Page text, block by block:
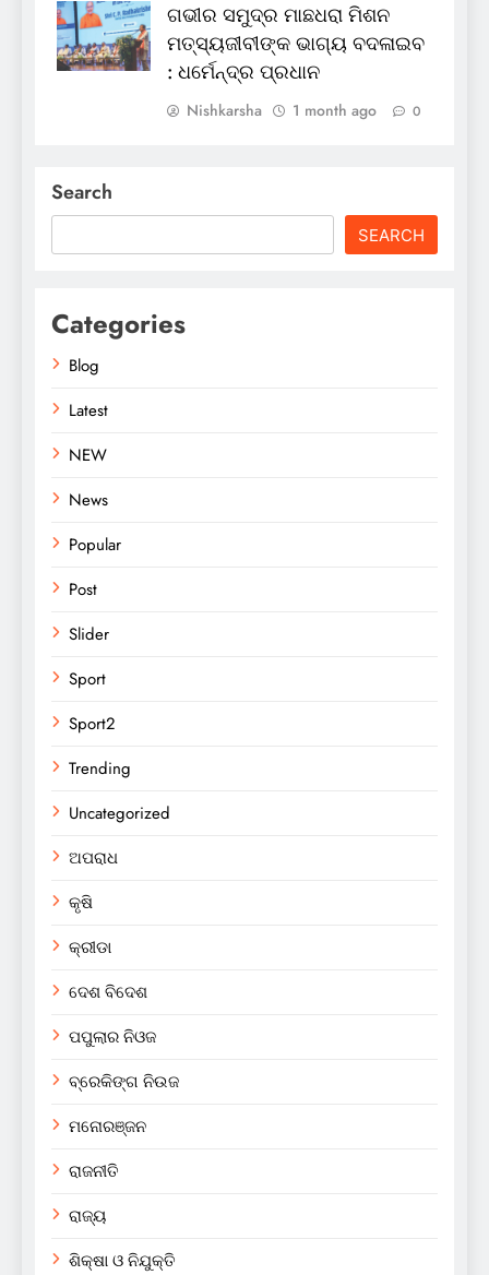
ଗଭୀର ସମୁଦ୍ର ମାଛଧରା ମିଶନ
ମତ୍ସ୍ୟଜୀବୀଙ୍କ ଭାଗ୍ୟ ବଦଳାଇବ
: ଧର୍ମେନ୍ଦ୍ର ପ୍ରଧାନ
Nishkarsha 1 month ago 0
Search
SEARCH
Categories
Blog
Latest
NEW
News
Popular
Post
Slider
Sport
Sport2
Trending
Uncategorized
ଅପରାଧ
କୃଷି
କ୍ରୀଡା
ଦେଶ ବିଦେଶ
ପପୁଲାର ନିଓଜ
ବ୍ରେକିଙ୍ଗ ନିଉଜ
ମନୋରଞ୍ଜନ
ରାଜନୀତି
ରାଜ୍ୟ
ଶିକ୍ଷା ଓ ନିଯୁକ୍ତି